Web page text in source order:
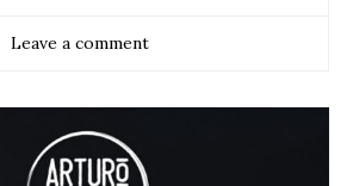
Leave a comment